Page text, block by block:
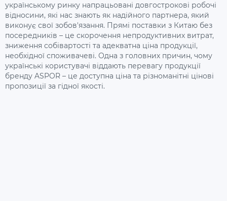
українському ринку напрацьовані довгострокові робочі
відносини, які нас знають як надійного партнера, який
виконує свої зобов'язання. Прямі поставки з Китаю без
посередників – це скорочення непродуктивних витрат,
зниження собівартості та адекватна ціна продукції,
необхідної споживачеві. Одна з головних причин, чому
українські користувачі віддають перевагу продукції
бренду ASPOR – це доступна ціна та різноманітні цінові
пропозиції за гідної якості.